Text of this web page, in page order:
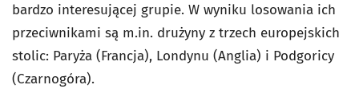
bardzo interesującej grupie. W wyniku losowania ich
przeciwnikami są m.in. drużyny z trzech europejskich
stolic: Paryża (Francja), Londynu (Anglia) i Podgoricy
(Czarnogóra).